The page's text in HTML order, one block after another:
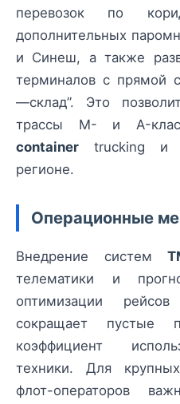
перевозок по
дополнительных
и Синеш, а также
терминалов с прямой
—склад”. Это
трассы M- и A-
container trucking
регионе.
Операционные
Внедрение систем
телематики и
оптимизации
сокращает пустые
коэффициент
техники. Для
флот-операторов